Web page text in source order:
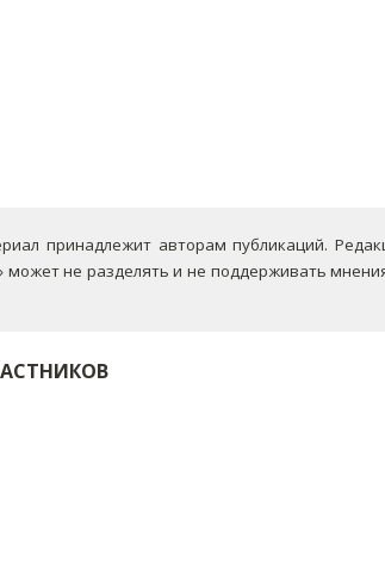
принадлежит авторам публикаций.
не разделять и не поддерживать